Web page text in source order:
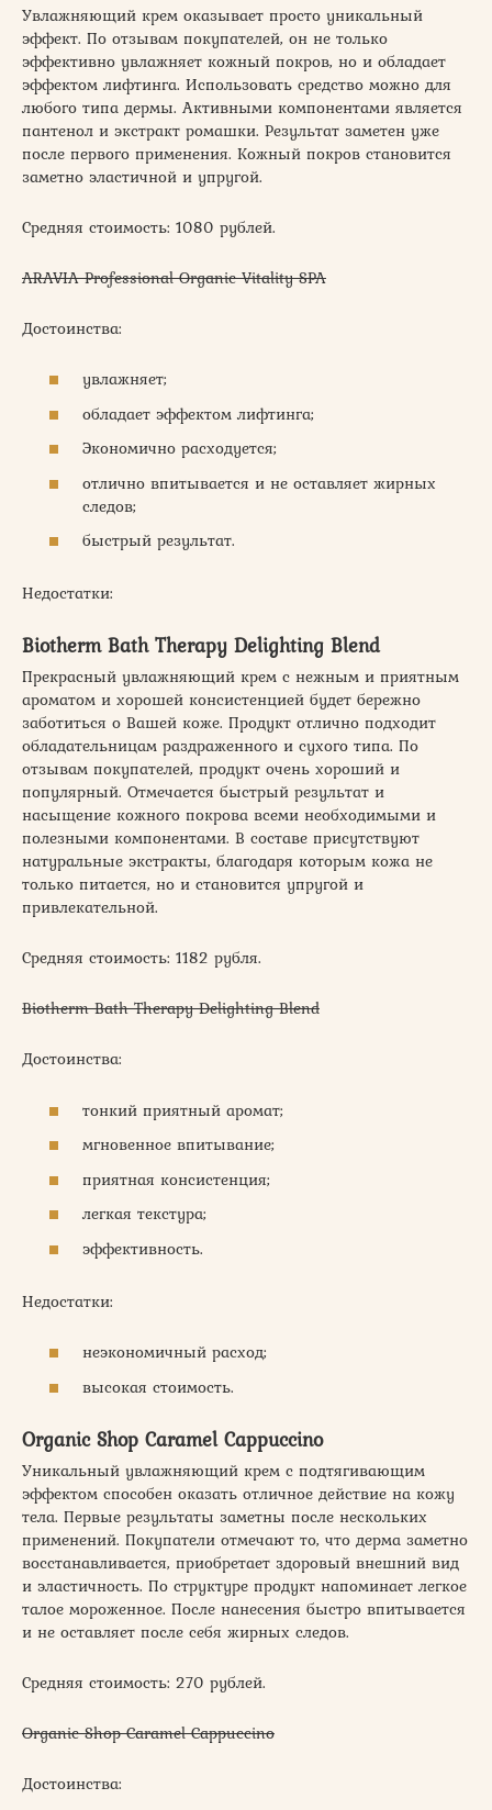
Увлажняющий крем оказывает просто уникальный
эффект. По отзывам покупателей, он не только
эффективно увлажняет кожный покров, но и обладает
эффектом лифтинга. Использовать средство можно для
любого типа дермы. Активными компонентами является
пантенол и экстракт ромашки. Результат заметен уже
после первого применения. Кожный покров становится
заметно эластичной и упругой.
Средняя стоимость: 1080 рублей.
ARAVIA Professional Organic Vitality SPA
Достоинства:
увлажняет;
обладает эффектом лифтинга;
Экономично расходуется;
отлично впитывается и не оставляет жирных
следов;
быстрый результат.
Недостатки:
Biotherm Bath Therapy Delighting Blend
Прекрасный увлажняющий крем с нежным и приятным
ароматом и хорошей консистенцией будет бережно
заботиться о Вашей коже. Продукт отлично подходит
обладательницам раздраженного и сухого типа. По
отзывам покупателей, продукт очень хороший и
популярный. Отмечается быстрый результат и
насыщение кожного покрова всеми необходимыми и
полезными компонентами. В составе присутствуют
натуральные экстракты, благодаря которым кожа не
только питается, но и становится упругой и
привлекательной.
Средняя стоимость: 1182 рубля.
Biotherm Bath Therapy Delighting Blend
Достоинства:
тонкий приятный аромат;
мгновенное впитывание;
приятная консистенция;
легкая текстура;
эффективность.
Недостатки:
неэкономичный расход;
высокая стоимость.
Organic Shop Caramel Cappuccino
Уникальный увлажняющий крем с подтягивающим
эффектом способен оказать отличное действие на кожу
тела. Первые результаты заметны после нескольких
применений. Покупатели отмечают то, что дерма заметно
восстанавливается, приобретает здоровый внешний вид
и эластичность. По структуре продукт напоминает легкое
талое мороженное. После нанесения быстро впитывается
и не оставляет после себя жирных следов.
Средняя стоимость: 270 рублей.
Organic Shop Caramel Cappuccino
Достоинства: